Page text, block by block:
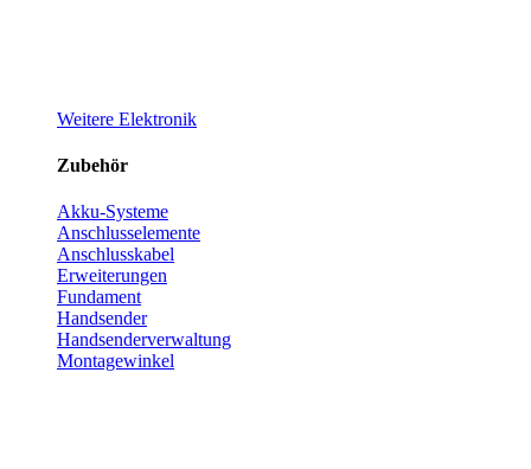
Weitere Elektronik
Zubehör
Akku-Systeme
Anschlusselemente
Anschlusskabel
Erweiterungen
Fundament
Handsender
Handsenderverwaltung
Montagewinkel